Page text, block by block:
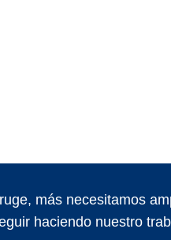
más necesitamos
haciendo nuestro